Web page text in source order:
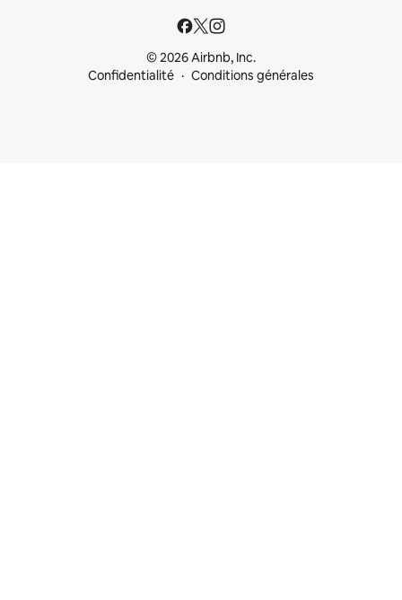
© 2026 Airbnb, Inc.
Confidentialité
Conditions générales